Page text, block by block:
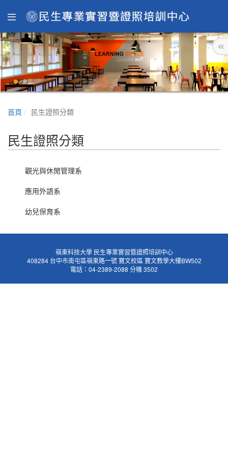
首頁 民生證照分類
民生證照分類
觀光與休閒管理系
應用外語系
幼兒保育系
嶺東科技大學 民生專業實習暨證照培訓中心
408284 台中市南屯區嶺東路一號 寶文校區 寶文教學大樓BW502
電話：04-2389-2088 分機 3502